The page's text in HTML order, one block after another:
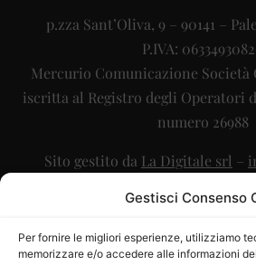
Gestisci Consenso
Per fornire le migliori esperienze, utilizziamo
memorizzare e/o accedere alle informazioni
p.zza Sant’Oliva, 9 – 90141 –
P.IVA:
Mercurio Comunicazione Società
iscritta al Registro degli Operatori
numero 26988
Sito gestito da La Digitale srl –